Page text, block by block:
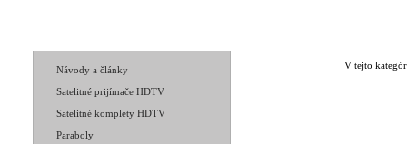
Návody a články
Satelitné prijímače HDTV
Satelitné komplety HDTV
Paraboly
V tejto